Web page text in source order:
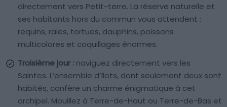
directement vers Petit-terre. La réserve naturelle et
ses habitants hors du commun vous attendent :
requins, raies, tortues, dauphins, poissons
multicolores et coquillages énormes.
Troisième jour : naviguez directement vers les
Saintes. L’ensemble d’îlots, dont seulement deux sont
habités, confère un charme énigmatique à cet
archipel. Mouillez à Terre-de-Haut ou Terre-de-Bas et